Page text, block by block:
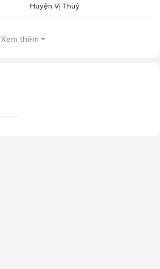
Huyện Vị Thuỷ
Xem thêm